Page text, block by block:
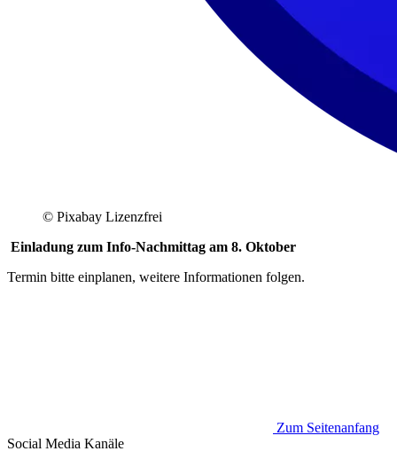
© Pixabay Lizenzfrei
Einladung zum Info-Nachmittag am 8. Oktober
Termin bitte einplanen, weitere Informationen folgen.
Zum Seitenanfang
Social Media Kanäle